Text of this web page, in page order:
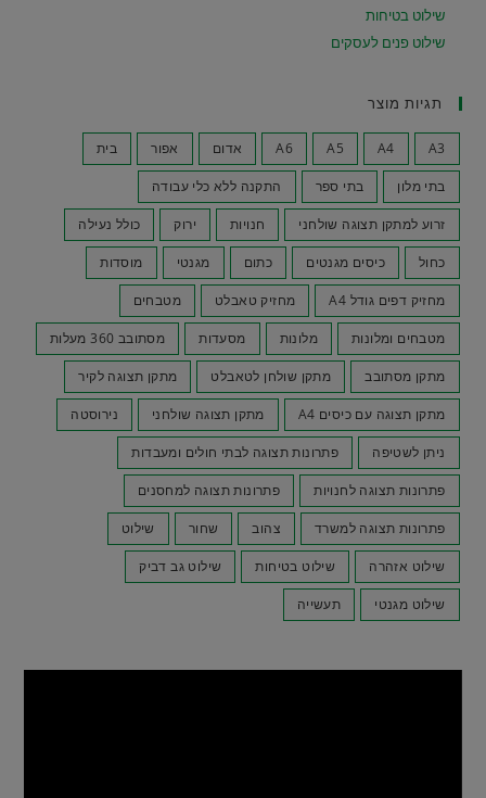
שילוט בטיחות
שילוט פנים לעסקים
תגיות מוצר
A3
A4
A5
A6 אדום אפור בית
בתי מלון בתי ספר התקנה ללא כלי עבודה
זרוע למתקן תצוגה שולחני חנויות ירוק כולל נעילה
כחול כיסים מגנטים כתום מגנטי מוסדות
מחזיק דפים גודל A4 מחזיק טאבלט מטבחים
מטבחים ומלונות מלונות מסעדות מסתובב 360 מעלות
מתקן מסתובב מתקן שולחן לטאבלט מתקן תצוגה לקיר
מתקן תצוגה עם כיסים A4 מתקן תצוגה שולחני נירוסטה
ניתן לשטיפה פתרונות תצוגה לבתי חולים ומעבדות
פתרונות תצוגה לחנויות פתרונות תצוגה למחסנים
פתרונות תצוגה למשרד צהוב שחור שילוט
שילוט אזהרה שילוט בטיחות שילוט גב דביק
שילוט מגנטי תעשייה